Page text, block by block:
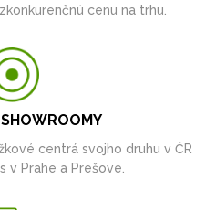
cenu na trhu.
centrá svojho druhu v ČR
v Prahe a Prešove.